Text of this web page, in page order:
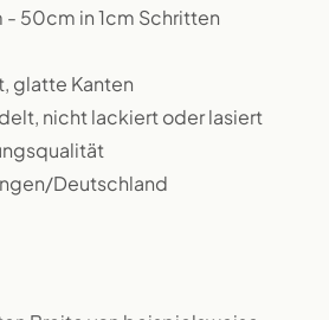
- 50cm in 1cm Schritten
glatte Kanten
nicht lackiert oder lasiert
Deutschland